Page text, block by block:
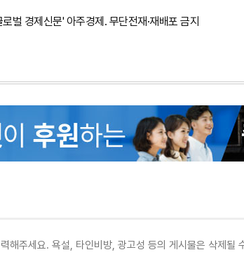
벌 경제신문' 아주경제. 무단전재·재배포 금지